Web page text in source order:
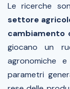
Le ricerche
settore
cambiamento
giocano un
agronomiche
parametri